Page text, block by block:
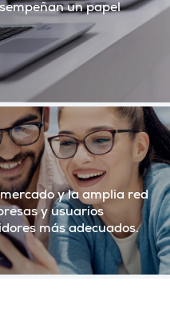
un papel
y la amplia red
y usuarios
más adecuados.